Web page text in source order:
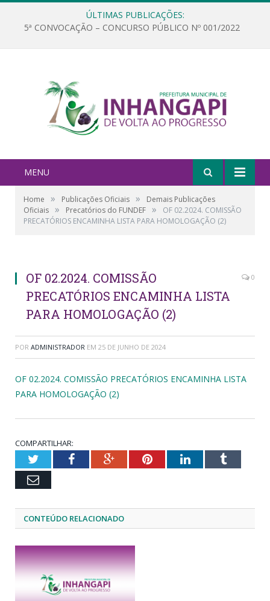
ÚLTIMAS PUBLICAÇÕES:
5ª CONVOCAÇÃO – CONCURSO PÚBLICO Nº 001/2022
MENU
Home » Publicações Oficiais »
Demais Publicações
Oficiais » Precatórios do FUNDEF »
OF 02.2024. COMISSÃO
PRECATÓRIOS ENCAMINHA LISTA PARA HOMOLOGAÇÃO (2)
OF 02.2024. COMISSÃO
PRECATÓRIOS ENCAMINHA LISTA
PARA HOMOLOGAÇÃO (2)
0
POR ADMINISTRADOR EM 25 DE JUNHO DE 2024
OF 02.2024. COMISSÃO PRECATÓRIOS ENCAMINHA LISTA
PARA HOMOLOGAÇÃO (2)
COMPARTILHAR:
TwitterFacebookGoogle+PinterestLinkedInTumblr
Email
CONTEÚDO RELACIONADO